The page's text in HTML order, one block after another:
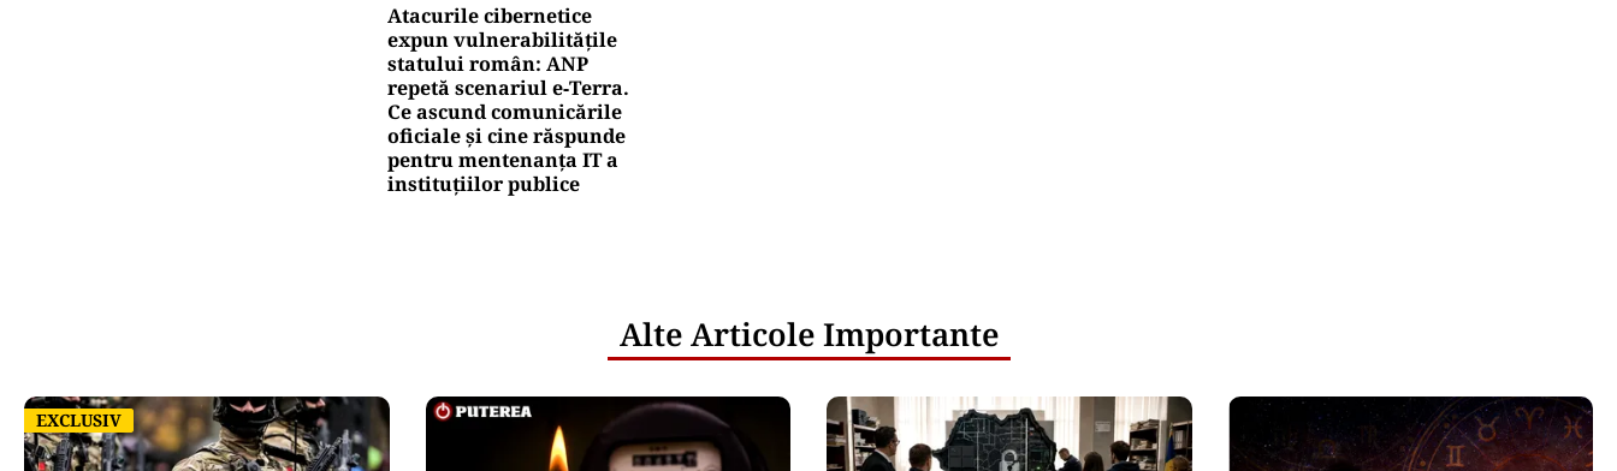
Atacurile cibernetice
expun vulnerabilitățile
statului român: ANP
repetă scenariul e‑Terra.
Ce ascund comunicările
oficiale și cine răspunde
pentru mentenanța IT a
instituțiilor publice
Alte Articole Importante
EXCLUSIV
EXCLUSIV